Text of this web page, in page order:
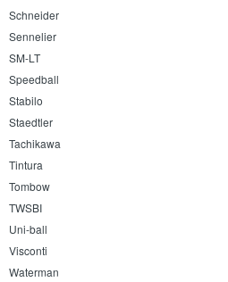
Schneider
Sennelier
SM-LT
Speedball
Stabilo
Staedtler
Tachikawa
Tintura
Tombow
TWSBI
Uni-ball
Visconti
Waterman